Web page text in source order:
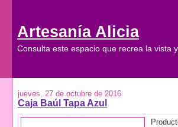
Artesanía Alicia
Consulta este espacio que recrea la vista
jueves, 27 de octubre de 2016
Caja Baúl Tapa Azul